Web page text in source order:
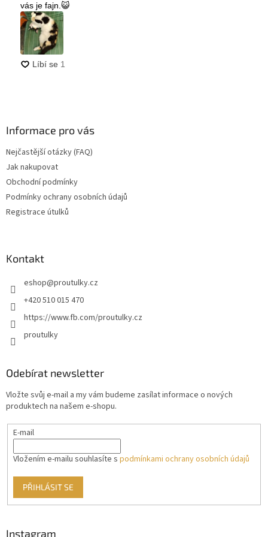
Informace pro vás
Nejčastější otázky (FAQ)
Jak nakupovat
Obchodní podmínky
Podmínky ochrany osobních údajů
Registrace útulků
Kontakt
eshop@proutulky.cz
+420 510 015 470
https://www.fb.com/proutulky.cz
proutulky
Odebírat newsletter
Vložte svůj e-mail a my vám budeme zasílat informace o nových
produktech na našem e-shopu.
E-mail
Vložením e-mailu souhlasíte s podmínkami ochrany osobních údajů
PŘIHLÁSIT SE
Instagram